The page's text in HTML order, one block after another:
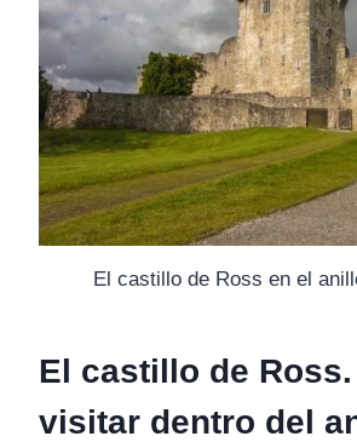
El castillo de Ross en el
El castillo de
visitar dentro del